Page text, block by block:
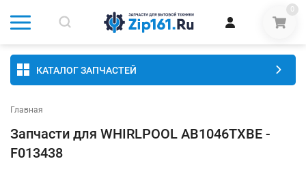
0
КАТАЛОГ ЗАПЧАСТЕЙ
Главная
Запчасти для WHIRLPOOL AB1046TXBE -
F013438